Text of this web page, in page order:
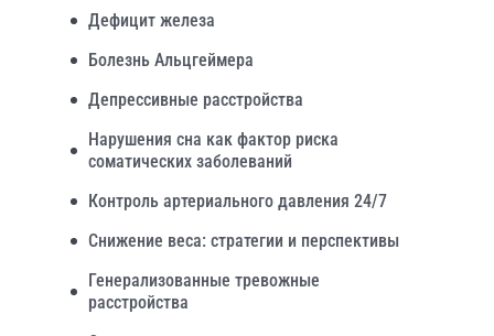
Дефицит железа
Болезнь Альцгеймера
Депрессивные расстройства
Нарушения сна как фактор риска
соматических заболеваний
Контроль артериального давления 24/7
Снижение веса: стратегии и перспективы
Генерализованные тревожные
расстройства